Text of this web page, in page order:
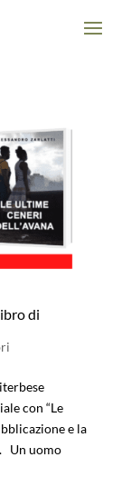
di
con “Le
e la
Un uomo